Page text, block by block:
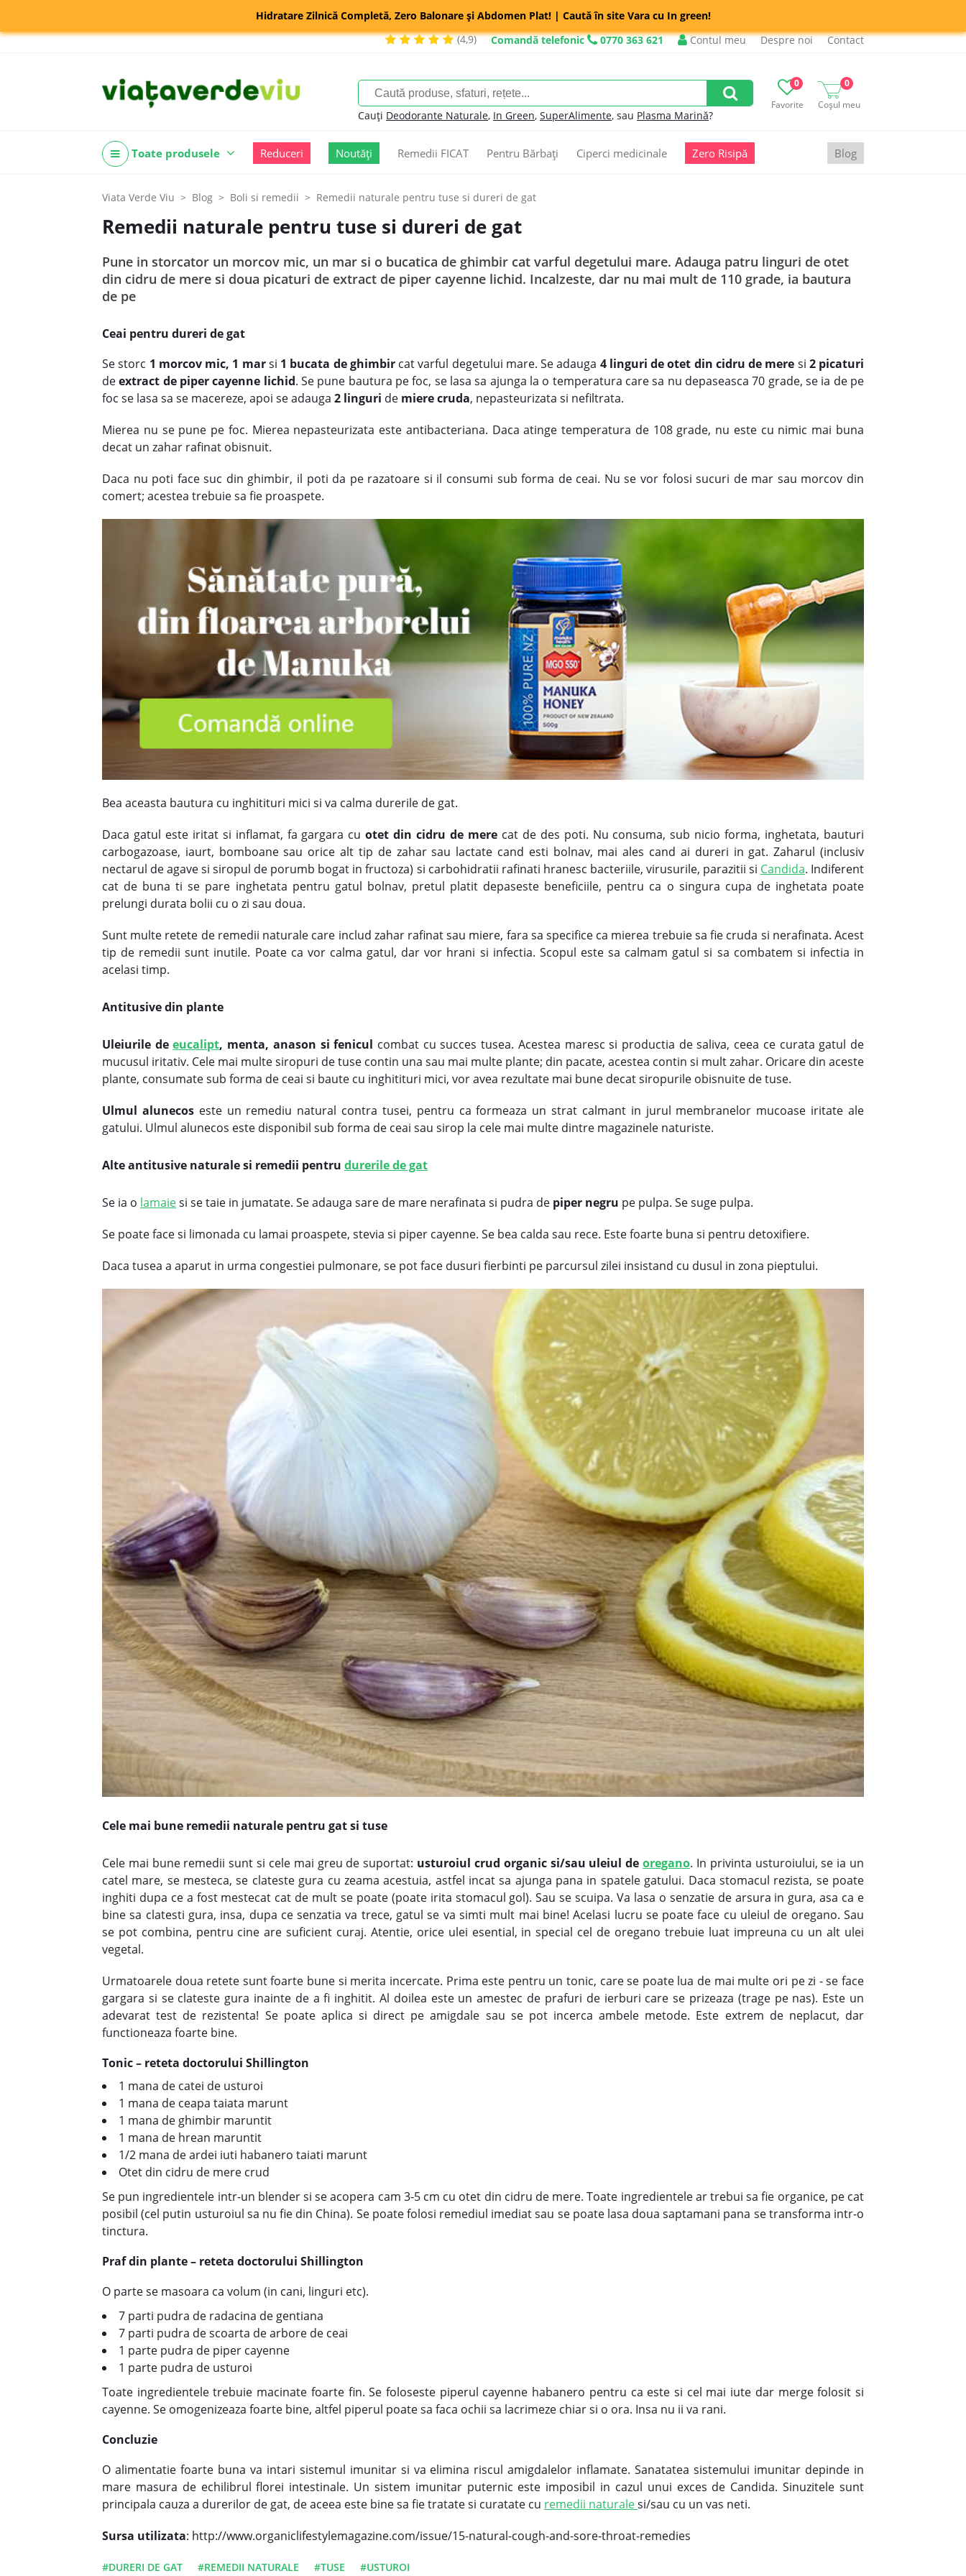
Hidratare Zilnică Completă, Zero Balonare și Abdomen Plat! | Caută în site Vara cu In green!
(4,9)
Comandă telefonic 0770 363 621 Contul meu Despre noi Contact
Favorite
0
Coșul meu
0
Cauți Deodorante Naturale, In Green, SuperAlimente, sau Plasma Marină?
Toate produsele Reduceri Noutăți Remedii FICAT Pentru Bărbați Ciperci medicinale Zero Risipă Blog
Viata Verde Viu Blog Boli si remedii Remedii naturale pentru tuse si dureri de gat
Remedii naturale pentru tuse si dureri de gat
Pune in storcator un morcov mic, un mar si o bucatica de ghimbir cat varful degetului mare. Adauga patru linguri de otet
din cidru de mere si doua picaturi de extract de piper cayenne lichid. Incalzeste, dar nu mai mult de 110 grade, ia bautura
de pe
Ceai pentru dureri de gat
Se storc 1 morcov mic, 1 marsi 1 bucata de ghimbircat varful degetului mare. Se adauga 4 linguri deotet din cidru de mere si 2 picaturi
deextract de piper cayenne lichid. Se pune bautura pe foc, se lasa sa ajunga la o temperatura care sa nu depaseasca 70 grade, se ia de pe
foc se lasa sa se macereze, apoi se adauga 2 linguri de miere cruda, nepasteurizata si nefiltrata.
Mierea nu se pune pe foc. Mierea nepasteurizata este antibacteriana. Daca atinge temperatura de 108 grade, nu este cu nimic mai buna
decat un zahar rafinat obisnuit.
Daca nu poti face suc din ghimbir, il poti da pe razatoare si il consumi sub forma de ceai. Nu se vor folosi sucuri de mar sau morcov din
comert; acestea trebuie sa fie proaspete.
Bea aceasta bautura cu inghitituri mici si va calma durerile de gat.
Daca gatul este iritat si inflamat, fa gargara cuotet din cidru de merecat de des poti. Nu consuma, sub nicio forma, inghetata, bauturi
carbogazoase, iaurt, bomboane sau orice alt tip de zahar sau lactate cand esti bolnav, mai ales cand ai dureri in gat. Zaharul (inclusiv
nectarul de agave si siropul de porumb bogat in fructoza) si carbohidratii rafinati hranesc bacteriile, virusurile, parazitii si Candida. Indiferent
cat de buna ti se pare inghetata pentru gatul bolnav, pretul platit depaseste beneficiile, pentru ca o singura cupa de inghetata poate
prelungi durata bolii cu o zi sau doua.
Sunt multe retete de remedii naturale care includ zahar rafinat sau miere, fara sa specifice ca mierea trebuie sa fie cruda si nerafinata. Acest
tip de remedii sunt inutile. Poate ca vor calma gatul, dar vor hrani si infectia. Scopul este sa calmam gatul si sa combatem si infectia in
acelasi timp.
Antitusive din plante
Uleiurile deeucalipt, menta, anason si fenicul combat cu succes tusea. Acestea maresc si productia de saliva, ceea ce curata gatul de
mucusul iritativ. Cele mai multe siropuri de tuse contin una sau mai multe plante; din pacate, acestea contin si mult zahar. Oricare din aceste
plante, consumate sub forma de ceai si baute cu inghitituri mici, vor avea rezultate mai bune decat siropurile obisnuite de tuse.
Ulmul alunecoseste un remediu natural contra tusei, pentru ca formeaza un strat calmant in jurul membranelor mucoase iritate ale
gatului. Ulmul alunecos este disponibil sub forma de ceai sau sirop la cele mai multe dintre magazinele naturiste.
Alte antitusive naturale si remedii pentru durerile de gat
Se ia o lamaiesi se taie in jumatate. Se adauga sare de mare nerafinata si pudra de piper negru pe pulpa. Se suge pulpa.
Se poate face si limonada cu lamai proaspete, stevia si piper cayenne. Se bea calda sau rece. Este foarte buna si pentru detoxifiere.
Daca tusea a aparut in urma congestiei pulmonare, se pot face dusuri fierbinti pe parcursul zilei insistand cu dusul in zona pieptului.
Cele mai bune remedii naturale pentru gat si tuse
Cele mai bune remedii sunt si cele mai greu de suportat: usturoiul crud organic si/sau uleiul deoregano. In privinta usturoiului, se ia un
catel mare, se mesteca, se clateste gura cu zeama acestuia, astfel incat sa ajunga pana in spatele gatului. Daca stomacul rezista, se poate
inghiti dupa ce a fost mestecat cat de mult se poate (poate irita stomacul gol). Sau se scuipa. Va lasa o senzatie de arsura in gura, asa ca e
bine sa clatesti gura, insa, dupa ce senzatia va trece, gatul se va simti mult mai bine! Acelasi lucru se poate face cu uleiul de oregano. Sau
se pot combina, pentru cine are suficient curaj. Atentie, orice ulei esential, in special cel de oregano trebuie luat impreuna cu un alt ulei
vegetal.
Urmatoarele doua retete sunt foarte bune si merita incercate. Prima este pentru un tonic, care se poate lua de mai multe ori pe zi - se face
gargara si se clateste gura inainte de a fi inghitit. Al doilea este un amestec de prafuri de ierburi care se prizeaza (trage pe nas). Este un
adevarat test de rezistenta! Se poate aplica si direct pe amigdale sau se pot incerca ambele metode. Este extrem de neplacut, dar
functioneaza foarte bine.
Tonic – reteta doctorului Shillington
1 mana de catei de usturoi
1 mana de ceapa taiata marunt
1 mana de ghimbir maruntit
1 mana de hrean maruntit
1/2 mana de ardei iuti habanero taiati marunt
Otet din cidru de mere crud
Se pun ingredientele intr-un blender si se acopera cam 3-5 cm cu otet din cidru de mere. Toate ingredientele ar trebui sa fie organice, pe cat
posibil (cel putin usturoiul sa nu fie din China). Se poate folosi remediul imediat sau se poate lasa doua saptamani pana se transforma intr-o
tinctura.
Praf din plante – reteta doctorului Shillington
O parte se masoara ca volum (in cani, linguri etc).
7 parti pudra de radacina de gentiana
7 parti pudra de scoarta de arbore de ceai
1 parte pudra de piper cayenne
1 parte pudra de usturoi
Toate ingredientele trebuie macinate foarte fin. Se foloseste piperul cayenne habanero pentru ca este si cel mai iute dar merge folosit si
cayenne. Se omogenizeaza foarte bine, altfel piperul poate sa faca ochii sa lacrimeze chiar si o ora. Insa nu ii va rani.
Concluzie
O alimentatie foarte buna va intari sistemul imunitar si va elimina riscul amigdalelor inflamate. Sanatatea sistemului imunitar depinde in
mare masura de echilibrul florei intestinale. Un sistem imunitar puternic este imposibil in cazul unui exces de Candida. Sinuzitele sunt
principala cauza a durerilor de gat, de aceea este bine sa fie tratate si curatate cu remedii naturalesi/sau cu un vas neti.
Sursa utilizata: http://www.organiclifestylemagazine.com/issue/15-natural-cough-and-sore-throat-remedies
#DURERI DE GAT #REMEDII NATURALE #TUSE #USTUROI